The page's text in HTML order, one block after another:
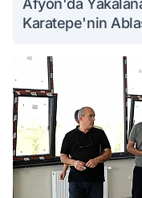
Afyon'da
Karatepe'nin